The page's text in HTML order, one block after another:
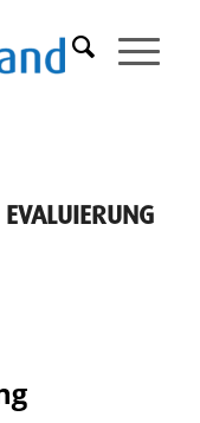
EVALUIERUNG